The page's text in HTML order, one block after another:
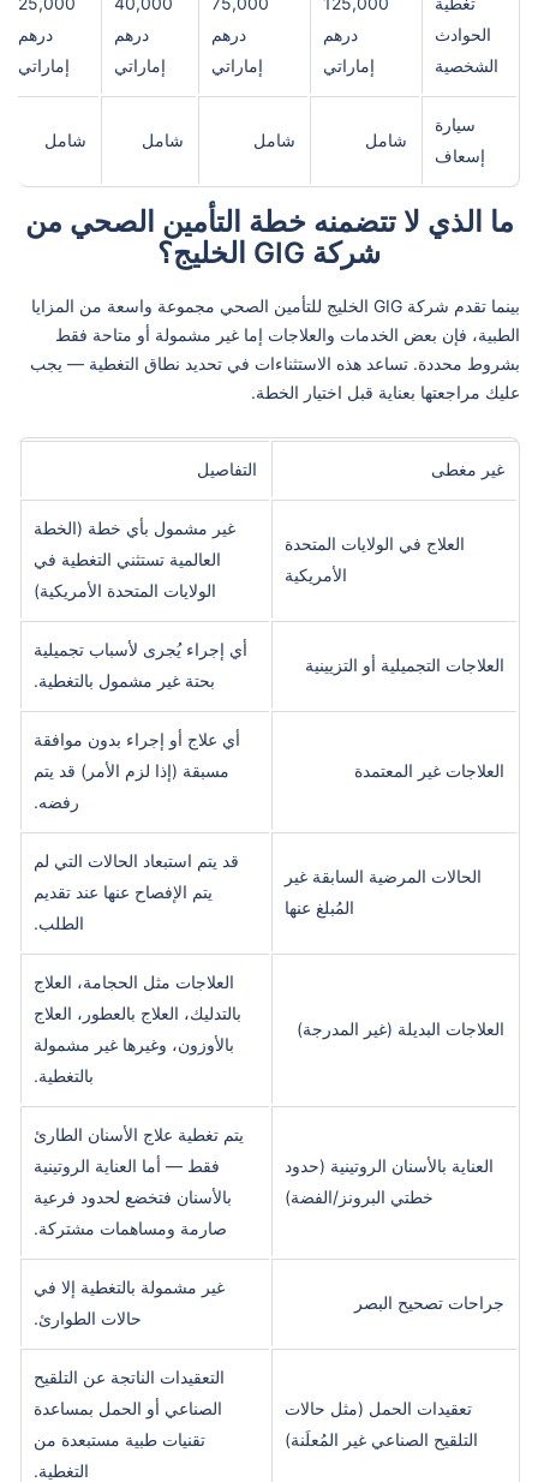
الحوادث
الشخصية
درهم
إماراتي
درهم
إماراتي
درهم
إماراتي
درهم
إماراتي
سيارة
إسعاف
شامل شامل شامل شامل
ما الذي لا تتضمنه خطة التأمين الصحي من
شركة GIG الخليج؟
بينما تقدم شركة GIG الخليج للتأمين الصحي مجموعة واسعة من المزايا
الطبية، فإن بعض الخدمات والعلاجات إما غير مشمولة أو متاحة فقط
بشروط محددة. تساعد هذه الاستثناءات في تحديد نطاق التغطية — يجب
عليك مراجعتها بعناية قبل اختيار الخطة.
غير مغطى التفاصيل
العلاج في الولايات المتحدة
الأمريكية
غير مشمول بأي خطة (الخطة
العالمية تستثني التغطية في
الولايات المتحدة الأمريكية)
العلاجات التجميلية أو التزيينية
أي إجراء يُجرى لأسباب تجميلية
بحتة غير مشمول بالتغطية.
العلاجات غير المعتمدة
أي علاج أو إجراء بدون موافقة
مسبقة (إذا لزم الأمر) قد يتم
رفضه.
الحالات المرضية السابقة غير
المُبلغ عنها
قد يتم استبعاد الحالات التي لم
يتم الإفصاح عنها عند تقديم
الطلب.
العلاجات البديلة (غير المدرجة)
العلاجات مثل الحجامة، العلاج
بالتدليك، العلاج بالعطور، العلاج
بالأوزون، وغيرها غير مشمولة
بالتغطية.
العناية بالأسنان الروتينية (حدود
خطتي البرونز/الفضة)
يتم تغطية علاج الأسنان الطارئ
فقط — أما العناية الروتينية
بالأسنان فتخضع لحدود فرعية
صارمة ومساهمات مشتركة.
جراحات تصحيح البصر
غير مشمولة بالتغطية إلا في
حالات الطوارئ.
تعقيدات الحمل (مثل حالات
التلقيح الصناعي غير المُعلَنة)
التعقيدات الناتجة عن التلقيح
الصناعي أو الحمل بمساعدة
تقنيات طبية مستبعدة من
التغطية.